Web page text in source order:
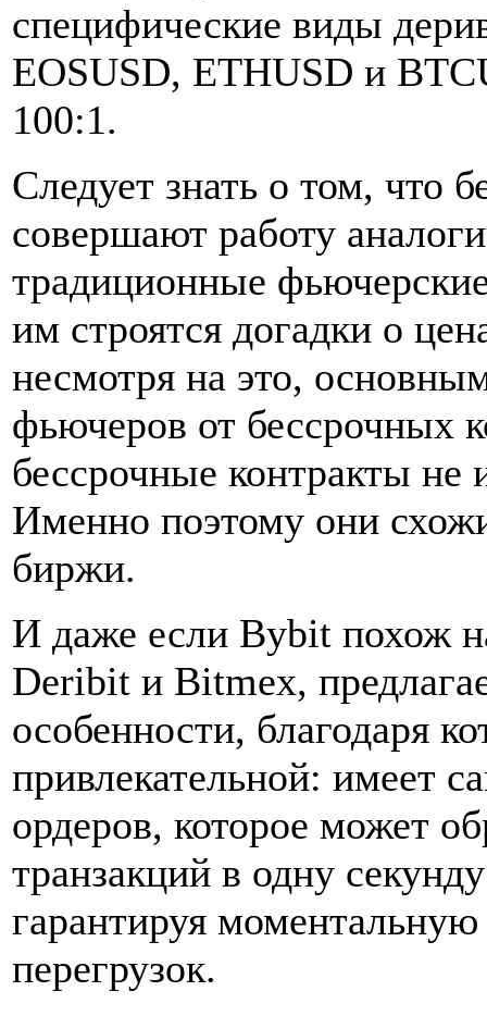
специфические виды
EOSUSD, ETHUSD и
100:1.
Следует знать о том, что
совершают работу
традиционные
им строятся догадки о
несмотря на это,
фьючеров от бессрочных
бессрочные контракты не
Именно поэтому они
биржи.
И даже если Bybit похож
Deribit и Bitmex,
особенности, благодаря
привлекательной: имеет
ордеров, которое может
транзакций в одну
гарантируя моментальную
перегрузок.